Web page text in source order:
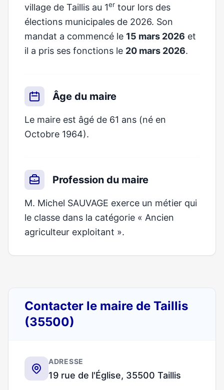
village de Taillis au 1er tour lors des
élections municipales de 2026. Son
mandat a commencé le 15 mars 2026 et
il a pris ses fonctions le 20 mars 2026.
Âge du maire
Le maire est âgé de 61 ans (né en
Octobre 1964).
Profession du maire
M. Michel SAUVAGE exerce un métier qui
le classe dans la catégorie « Ancien
agriculteur exploitant ».
Contacter le maire de Taillis
(35500)
ADRESSE
19 rue de l'Église, 35500 Taillis